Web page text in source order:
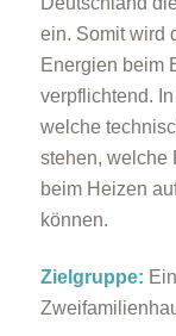
ein. Somit wird
Energien beim
verpflichtend.
welche
stehen, welche
beim Heizen
können.
Zielgruppe: